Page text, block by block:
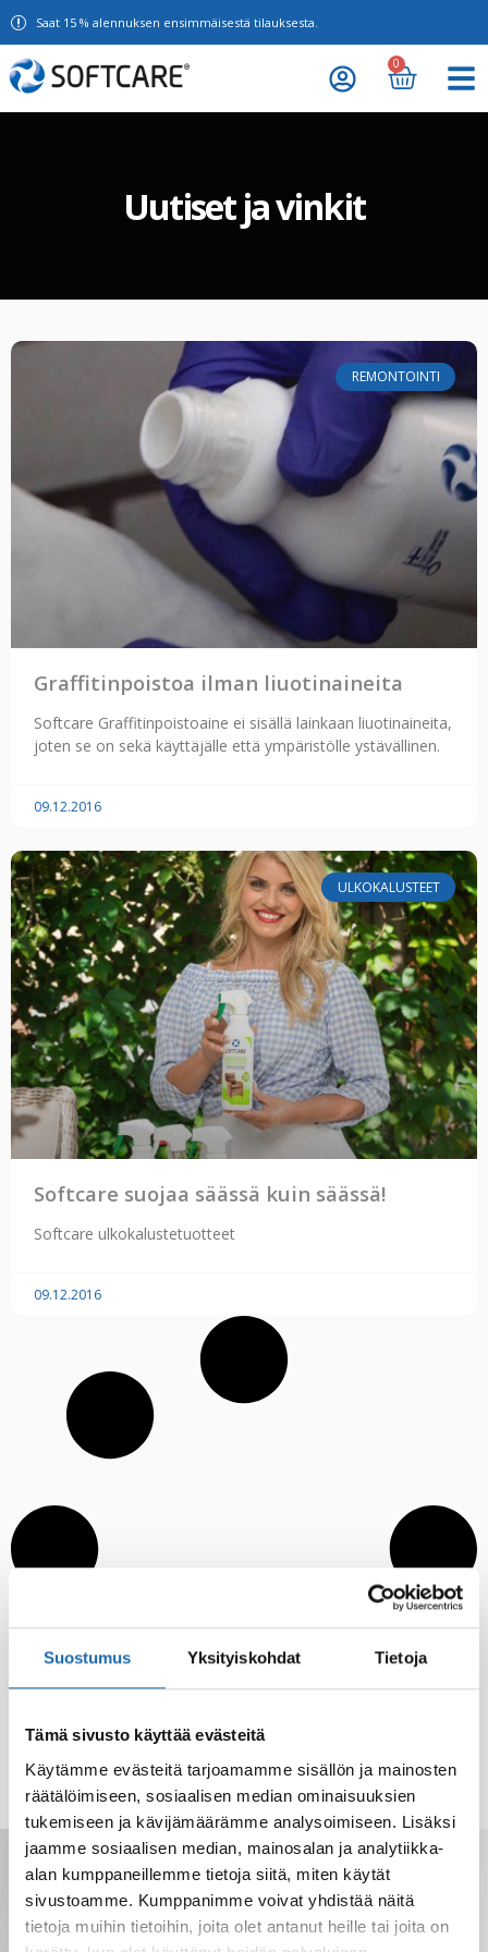
Suostumus Yksityiskohdat Tietoja
Tämä sivusto käyttää evästeitä
Käytämme evästeitä tarjoamamme sisällön ja mainosten
räätälöimiseen, sosiaalisen median ominaisuuksien
tukemiseen ja kävijämäärämme analysoimiseen. Lisäksi
jaamme sosiaalisen median, mainosalan ja analytiikka-
alan kumppaneillemme tietoja siitä, miten käytät
sivustoamme. Kumppanimme voivat yhdistää näitä
tietoja muihin tietoihin, joita olet antanut heille tai joita on
Saat 15 % alennuksen ensimmäisestä tilauksesta.
0
Uutiset ja vinkit
REMONTOINTI
Graffitinpoistoa ilman liuotinaineita
Softcare Graffitinpoistoaine ei sisällä lainkaan liuotinaineita,
joten se on sekä käyttäjälle että ympäristölle ystävällinen.
09.12.2016
ULKOKALUSTEET
Softcare suojaa säässä kuin säässä!
Softcare ulkokalustetuotteet
09.12.2016
Saat tarjoukset, vinkit ja uutuudet
sähköpostiisi. Voit perua milloin tahansa.